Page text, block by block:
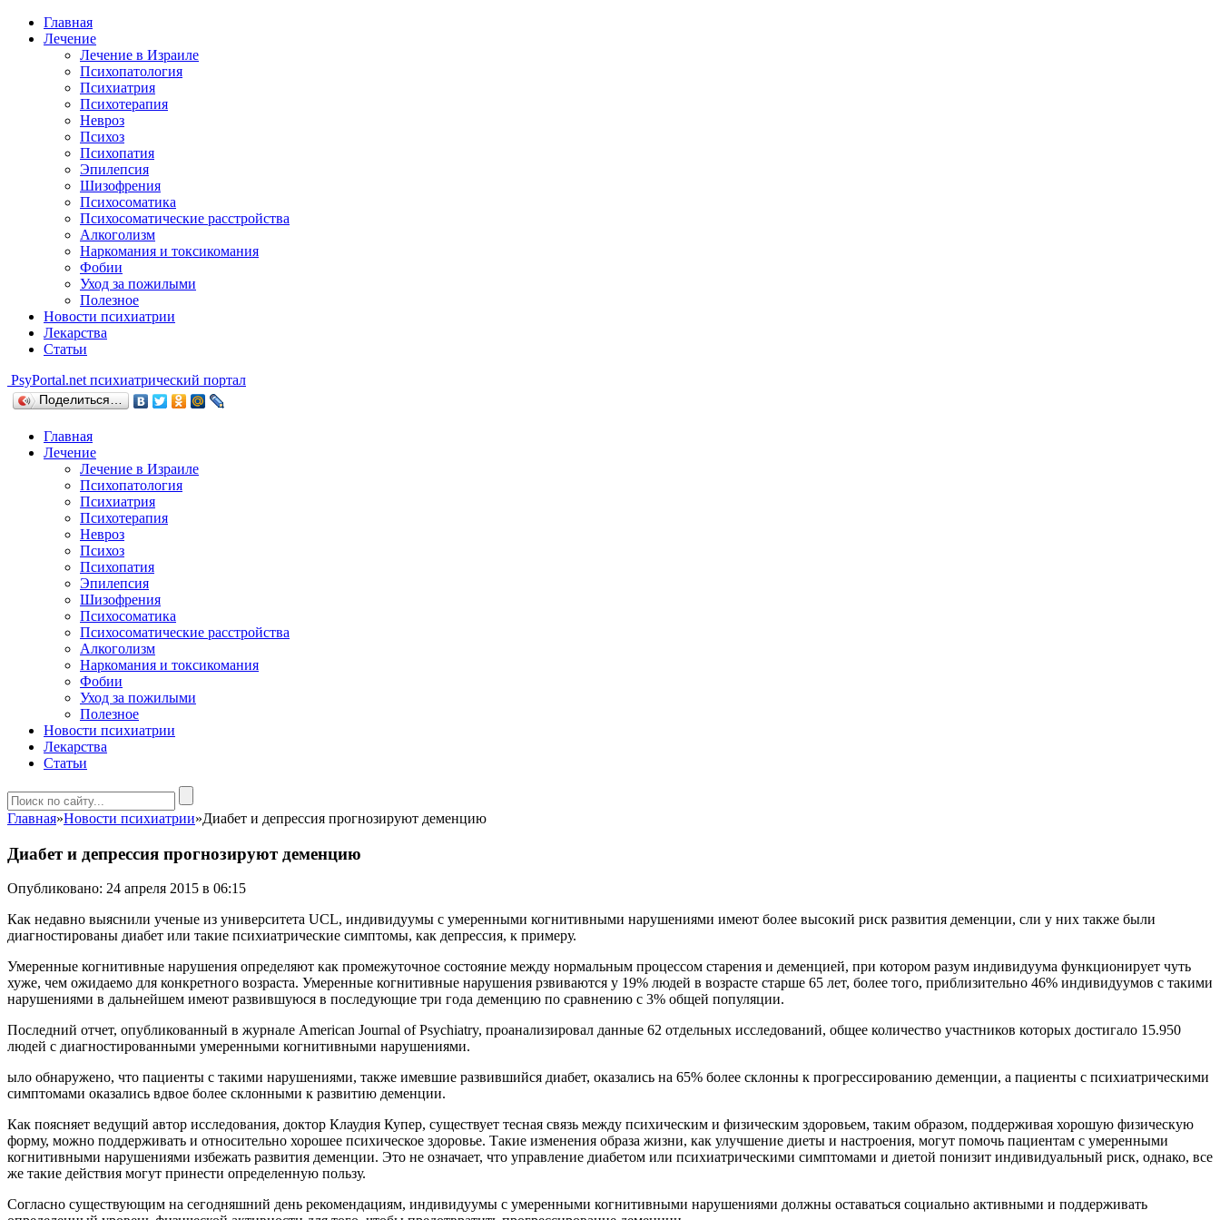
Главная
Лечение
Лечение в Израиле
Психопатология
Психиатрия
Психотерапия
Невроз
Психоз
Психопатия
Эпилепсия
Шизофрения
Психосоматика
Психосоматические расстройства
Алкоголизм
Наркомания и токсикомания
Фобии
Уход за пожилыми
Полезное
Новости психиатрии
Лекарства
Статьи
PsyPortal.net психиатрический портал
Поделиться…
Главная
Лечение
Лечение в Израиле
Психопатология
Психиатрия
Психотерапия
Невроз
Психоз
Психопатия
Эпилепсия
Шизофрения
Психосоматика
Психосоматические расстройства
Алкоголизм
Наркомания и токсикомания
Фобии
Уход за пожилыми
Полезное
Новости психиатрии
Лекарства
Статьи
Главная»Новости психиатрии»Диабет и депрессия прогнозируют деменцию
Диабет и депрессия прогнозируют деменцию
Опубликовано: 24 апреля 2015 в 06:15
Как недавно выяснили ученые из университета UCL, индивидуумы с умеренными когнитивными нарушениями имеют более высокий риск развития деменции, сли у них также были
диагностированы диабет или такие психиатрические симптомы, как депрессия, к примеру.
Умеренные когнитивные нарушения определяют как промежуточное состояние между нормальным процессом старения и деменцией, при котором разум индивидуума функционирует чуть
хуже, чем ожидаемо для конкретного возраста. Умеренные когнитивные нарушения рзвиваются у 19% людей в возрасте старше 65 лет, более того, приблизительно 46% индивидуумов с такими
нарушениями в дальнейшем имеют развившуюся в последующие три года деменцию по сравнению с 3% общей популяции.
Последний отчет, опубликованный в журнале American Journal of Psychiatry, проанализировал данные 62 отдельных исследований, общее количество участников которых достигало 15.950
людей с диагностированными умеренными когнитивными нарушениями.
ыло обнаружено, что пациенты с такими нарушениями, также имевшие развившийся диабет, оказались на 65% более склонны к прогрессированию деменции, а пациенты с психиатрическими
симптомами оказались вдвое более склонными к развитию деменции.
Как поясняет ведущий автор исследования, доктор Клаудия Купер, существует тесная связь между психическим и физическим здоровьем, таким образом, поддерживая хорошую физическую
форму, можно поддерживать и относительно хорошее психическое здоровье. Такие изменения образа жизни, как улучшение диеты и настроения, могут помочь пациентам с умеренными
когнитивными нарушениями избежать развития деменции. Это не означает, что управление диабетом или психиатрическими симптомами и диетой понизит индивидуальный риск, однако, все
же такие действия могут принести определенную пользу.
Согласно существующим на сегодняшний день рекомендациям, индивидуумы с умеренными когнитивными нарушениями должны оставаться социально активными и поддерживать